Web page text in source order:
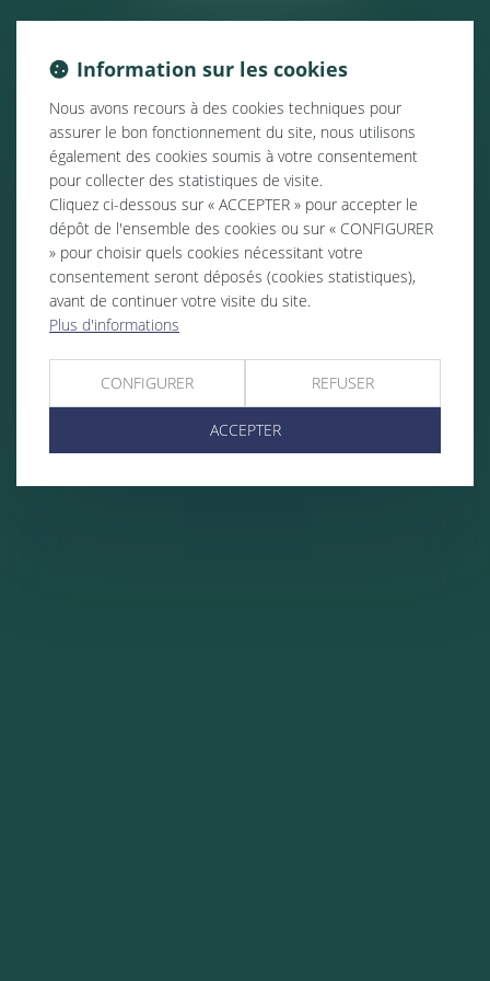
Information sur les cookies
Nous avons recours à des cookies techniques pour
assurer le bon fonctionnement du site, nous utilisons
également des cookies soumis à votre consentement
pour collecter des statistiques de visite.
Cliquez ci-dessous sur « ACCEPTER » pour accepter le
dépôt de l'ensemble des cookies ou sur « CONFIGURER
» pour choisir quels cookies nécessitant votre
consentement seront déposés (cookies statistiques),
avant de continuer votre visite du site.
Plus d'informations
CONFIGURER REFUSER
ACCEPTER